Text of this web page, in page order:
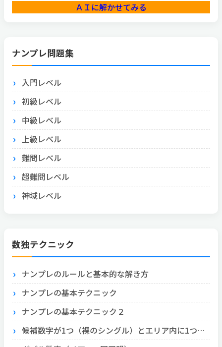
ＡＩに解かせてみる
ナンプレ問題集
入門レベル
初級レベル
中級レベル
上級レベル
難問レベル
超難問レベル
神域レベル
数独テクニック
ナンプレのルールと基本的な解き方
ナンプレの基本テクニック
ナンプレの基本テクニック２
候補数字が1つ（裸のシングル）とエリア内に1つ（隠れたシングル）